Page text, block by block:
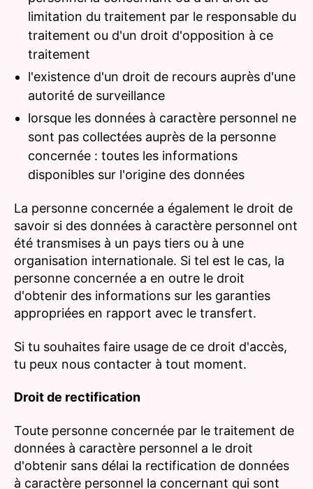
limitation du traitement par le responsable du
traitement ou d'un droit d'opposition à ce
traitement
l'existence d'un droit de recours auprès d'une
autorité de surveillance
lorsque les données à caractère personnel ne
sont pas collectées auprès de la personne
concernée : toutes les informations
disponibles sur l'origine des données
La personne concernée a également le droit de
savoir si des données à caractère personnel ont
été transmises à un pays tiers ou à une
organisation internationale. Si tel est le cas, la
personne concernée a en outre le droit
d'obtenir des informations sur les garanties
appropriées en rapport avec le transfert.
Si tu souhaites faire usage de ce droit d'accès,
tu peux nous contacter à tout moment.
Droit de rectification
Toute personne concernée par le traitement de
données à caractère personnel a le droit
d'obtenir sans délai la rectification de données
à caractère personnel la concernant qui sont